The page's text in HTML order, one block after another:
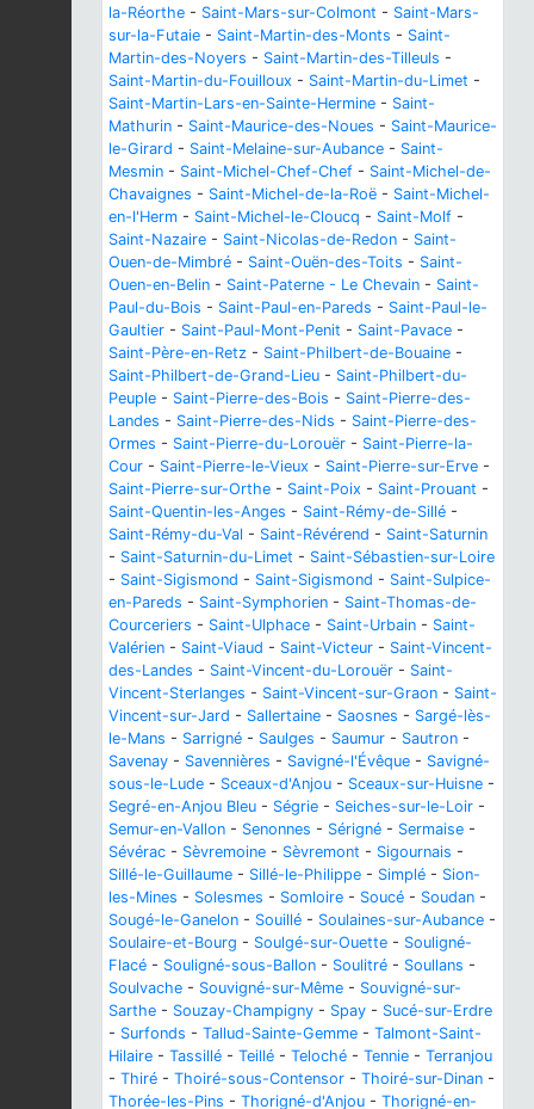
la-Réorthe - Saint-Mars-sur-Colmont - Saint-Mars-
sur-la-Futaie - Saint-Martin-des-Monts - Saint-
Martin-des-Noyers - Saint-Martin-des-Tilleuls -
Saint-Martin-du-Fouilloux - Saint-Martin-du-Limet -
Saint-Martin-Lars-en-Sainte-Hermine - Saint-
Mathurin - Saint-Maurice-des-Noues - Saint-Maurice-
le-Girard - Saint-Melaine-sur-Aubance - Saint-
Mesmin - Saint-Michel-Chef-Chef - Saint-Michel-de-
Chavaignes - Saint-Michel-de-la-Roë - Saint-Michel-
en-l'Herm - Saint-Michel-le-Cloucq - Saint-Molf -
Saint-Nazaire - Saint-Nicolas-de-Redon - Saint-
Ouen-de-Mimbré - Saint-Ouën-des-Toits - Saint-
Ouen-en-Belin - Saint-Paterne - Le Chevain - Saint-
Paul-du-Bois - Saint-Paul-en-Pareds - Saint-Paul-le-
Gaultier - Saint-Paul-Mont-Penit - Saint-Pavace -
Saint-Père-en-Retz - Saint-Philbert-de-Bouaine -
Saint-Philbert-de-Grand-Lieu - Saint-Philbert-du-
Peuple - Saint-Pierre-des-Bois - Saint-Pierre-des-
Landes - Saint-Pierre-des-Nids - Saint-Pierre-des-
Ormes - Saint-Pierre-du-Lorouër - Saint-Pierre-la-
Cour - Saint-Pierre-le-Vieux - Saint-Pierre-sur-Erve -
Saint-Pierre-sur-Orthe - Saint-Poix - Saint-Prouant -
Saint-Quentin-les-Anges - Saint-Rémy-de-Sillé -
Saint-Rémy-du-Val - Saint-Révérend - Saint-Saturnin
- Saint-Saturnin-du-Limet - Saint-Sébastien-sur-Loire
- Saint-Sigismond - Saint-Sigismond - Saint-Sulpice-
en-Pareds - Saint-Symphorien - Saint-Thomas-de-
Courceriers - Saint-Ulphace - Saint-Urbain - Saint-
Valérien - Saint-Viaud - Saint-Victeur - Saint-Vincent-
des-Landes - Saint-Vincent-du-Lorouër - Saint-
Vincent-Sterlanges - Saint-Vincent-sur-Graon - Saint-
Vincent-sur-Jard - Sallertaine - Saosnes - Sargé-lès-
le-Mans - Sarrigné - Saulges - Saumur - Sautron -
Savenay - Savennières - Savigné-l'Évêque - Savigné-
sous-le-Lude - Sceaux-d'Anjou - Sceaux-sur-Huisne -
Segré-en-Anjou Bleu - Ségrie - Seiches-sur-le-Loir -
Semur-en-Vallon - Senonnes - Sérigné - Sermaise -
Sévérac - Sèvremoine - Sèvremont - Sigournais -
Sillé-le-Guillaume - Sillé-le-Philippe - Simplé - Sion-
les-Mines - Solesmes - Somloire - Soucé - Soudan -
Sougé-le-Ganelon - Souillé - Soulaines-sur-Aubance -
Soulaire-et-Bourg - Soulgé-sur-Ouette - Souligné-
Flacé - Souligné-sous-Ballon - Soulitré - Soullans -
Soulvache - Souvigné-sur-Même - Souvigné-sur-
Sarthe - Souzay-Champigny - Spay - Sucé-sur-Erdre
- Surfonds - Tallud-Sainte-Gemme - Talmont-Saint-
Hilaire - Tassillé - Teillé - Teloché - Tennie - Terranjou
- Thiré - Thoiré-sous-Contensor - Thoiré-sur-Dinan -
Thorée-les-Pins - Thorigné-d'Anjou - Thorigné-en-